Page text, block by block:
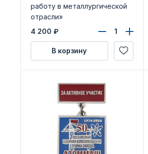
работу в металлургической
отрасли»
4 200 ₽
В корзину